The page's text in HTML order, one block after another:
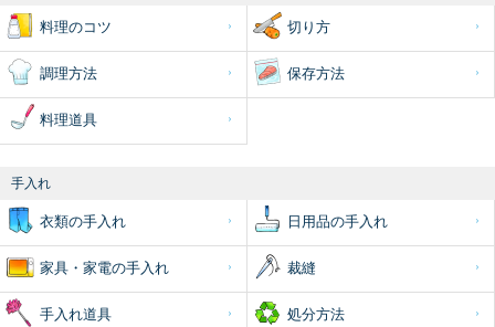
料理のコツ 切り方
調理方法 保存方法
料理道具
手入れ
衣類の手入れ 日用品の手入れ
家具・家電の手入れ 裁縫
手入れ道具 処分方法